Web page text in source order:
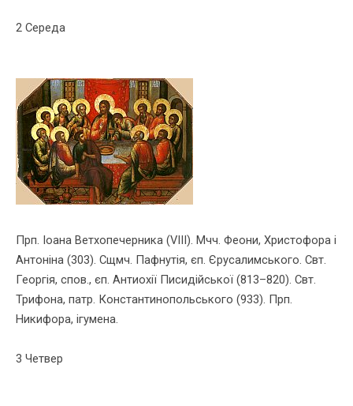
2 Середа
Прп. Іоана Ветхопечерника (VІІІ). Мчч. Феони, Христофора i
Антонiна (303). Сщмч. Пафнутiя, єп. Єрусалимського. Свт.
Георгiя, спов., єп. Антиохiї Писидій­ської (813–820). Свт.
Трифона, патр. Константинопольського (933). Прп.
Никифора, iгумена.
3 Четвер